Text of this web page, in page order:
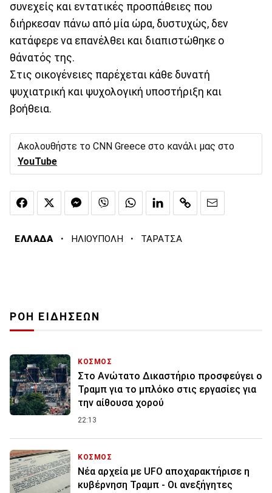
συνεχείς και εντατικές προσπάθειες που
διήρκεσαν πάνω από μία ώρα, δυστυχώς, δεν
κατάφερε να επανέλθει και διαπιστώθηκε ο
θάνατός της.
Στις οικογένειες παρέχεται κάθε δυνατή
ψυχιατρική και ψυχολογική υποστήριξη και
βοήθεια.
Ακολουθήστε το CNN Greece στο κανάλι μας στο
YouTube
ΕΛΛΑΔΑ · ΗΛΙΟΥΠΟΛΗ · ΤΑΡΑΤΣΑ
ΡΟΗ ΕΙΔΗΣΕΩΝ
ΚΟΣΜΟΣ
Στο Ανώτατο Δικαστήριο προσφεύγει ο
Τραμπ για το μπλόκο στις εργασίες για
την αίθουσα χορού
22:13
ΚΟΣΜΟΣ
Νέα αρχεία με UFO αποχαρακτήρισε η
κυβέρνηση Τραμπ - Οι ανεξήγητες